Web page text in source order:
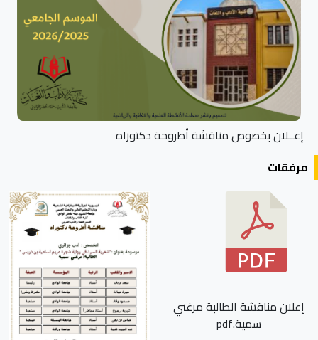
إعــلان بخصوص مناقشة أطروحة دكتوراه
مرفقات
إعلان مناقشة الطالبة مرغني
سمية.pdf